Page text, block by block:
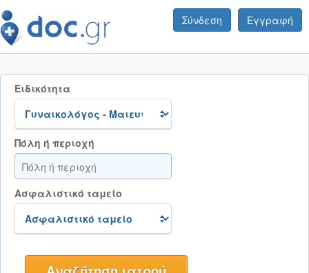
Σύνδεση Εγγραφή
Ειδικότητα
Πόλη ή περιοχή
Ασφαλιστικό ταμείο